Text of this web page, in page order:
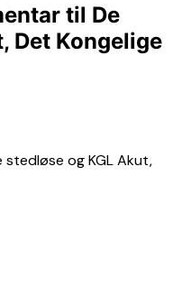
til De
Det Kongelige